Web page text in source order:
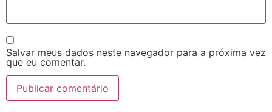
Salvar meus dados neste navegador para a próxima vez
que eu comentar.